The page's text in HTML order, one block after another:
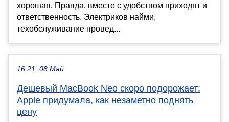
хорошая. Правда, вместе с удобством приходят и
ответственность. Электриков найми,
техобслуживание провед...
16:21, 08 Май
Дешевый MacBook Neo скоро подорожает:
Apple придумала, как незаметно поднять
цену